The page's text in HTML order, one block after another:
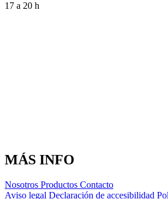
17 a 20 h
MÁS INFO
Nosotros Productos Contacto
Aviso legal Declaración de accesibilidad